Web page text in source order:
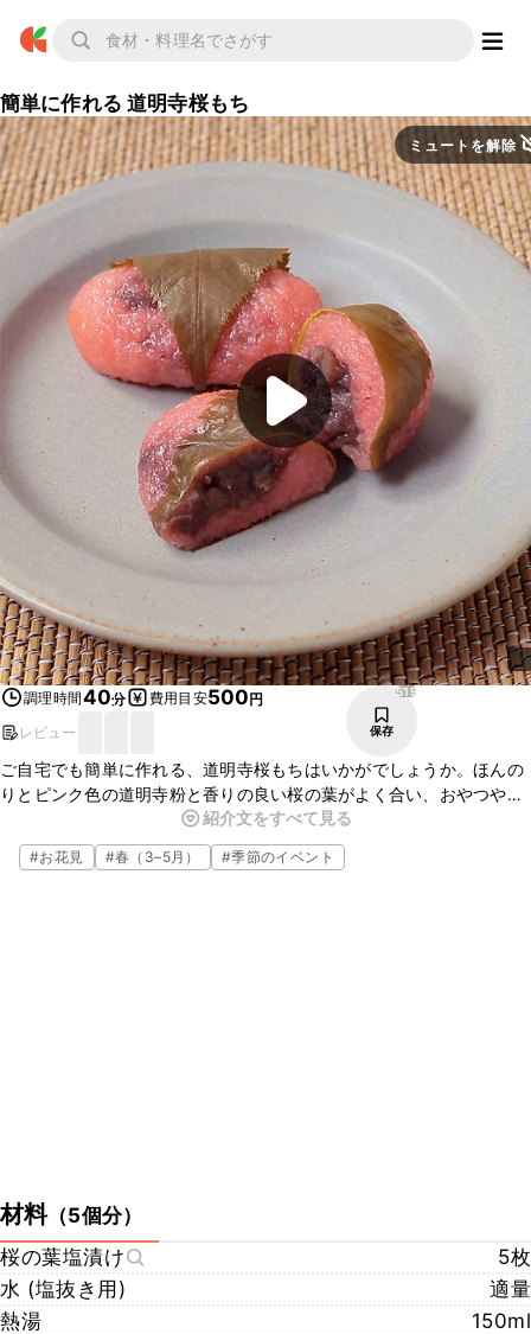
簡単に作れる 道明寺桜もち
ミュートを解除
調理時間40分 費用目安500円
レビュー
519
保存
ご自宅でも簡単に作れる、道明寺桜もちはいかがでしょうか。ほんの
りとピンク色の道明寺粉と香りの良い桜の葉がよく合い、おやつやお
茶請けにぴったりですよ。お花見のデザートにも最適なので、ぜひ
作ってみてくださいね。
紹介文をすべて見る
#お花見 #春（3–5月） #季節のイベント
材料（5個分）
桜の葉塩漬け
5枚
水 (塩抜き用)
適量
熱湯
150ml